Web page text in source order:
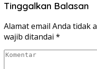
Tinggalkan Balasan
Alamat email Anda tidak
wajib ditandai *